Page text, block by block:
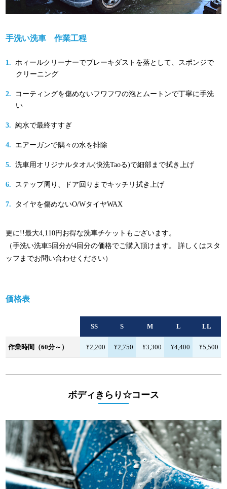
手洗い洗車 作業工程
ホィールクリーナーでブレーキダストを落として、スポンジで
クリーニング
コーティングを傷めないフワフワの泡とムートンで丁寧に手洗
い
純水で最終すすぎ
エアーガンで隅々の水を排除
洗車用オリジナルタオル(快洗Taoる)で細部まで拭き上げ
ステップ周り、ドア回りまでキッチリ拭き上げ
タイヤを傷めないO/WタイヤWAX
更に!!最大4,110円お得な洗車チケットもございます。
（手洗い洗車5回分が4回分の価格でご購入頂けます。 詳しくはスタ
ッフまでお問い合わせください）
価格表
SS S M L LL
作業時間（60分～） ¥2,200 ¥2,750 ¥3,300 ¥4,400 ¥5,500
ボディきらり☆コース